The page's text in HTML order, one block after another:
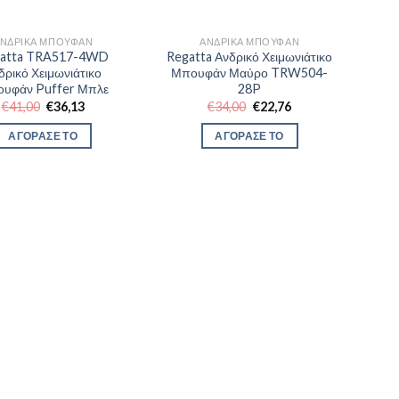
ΜΠΟΥΦΆΝ
TRA517-4WD
Χειμωνιάτικο
Puffer Μπλε
€41,00 Original
price
was:
€41,00.
€36,13Η
ΑΓΟΡΑΣΕ ΤΟ
ΑΝΔΡΙΚΆ ΜΠΟΥΦΆΝ
Regatta Ανδρικό Χειμωνιάτικο
Μπουφάν Μαύρο TRW504-
28P
€34,00 Original
price
was:
€34,00.
€22,76Η
ΑΓΟΡΑΣΕ ΤΟ